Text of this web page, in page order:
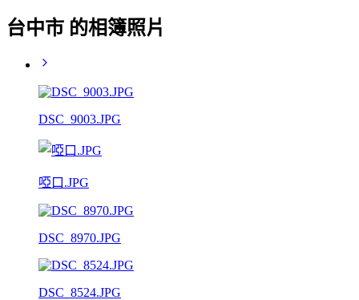
台中市 的相簿照片
DSC_9003.JPG
啞口.JPG
DSC_8970.JPG
DSC_8524.JPG